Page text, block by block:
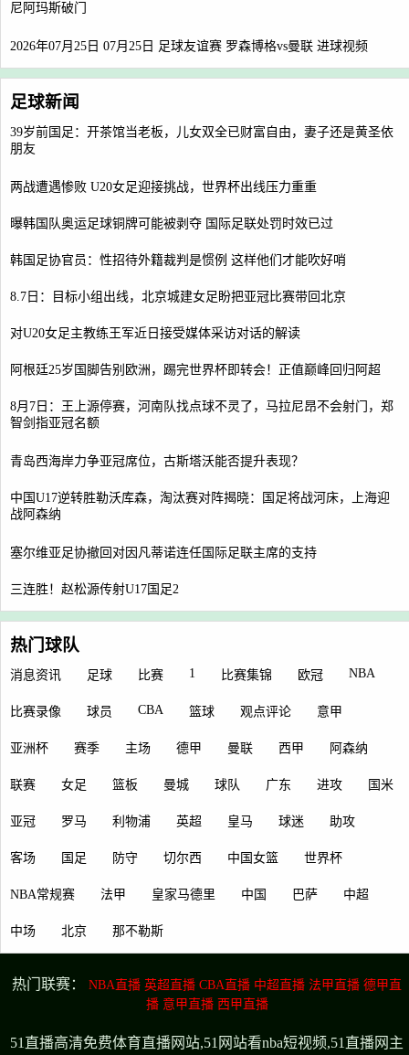
尼阿玛斯破门
2026年07月25日 07月25日 足球友谊赛 罗森博格vs曼联 进球视频
足球新闻
39岁前国足：开茶馆当老板，儿女双全已财富自由，妻子还是黄圣依
朋友
两战遭遇惨败 U20女足迎接挑战，世界杯出线压力重重
曝韩国队奥运足球铜牌可能被剥夺 国际足联处罚时效已过
韩国足协官员：性招待外籍裁判是惯例 这样他们才能吹好哨
8.7日：目标小组出线，北京城建女足盼把亚冠比赛带回北京
对U20女足主教练王军近日接受媒体采访对话的解读
阿根廷25岁国脚告别欧洲，踢完世界杯即转会！正值巅峰回归阿超
8月7日：王上源停赛，河南队找点球不灵了，马拉尼昂不会射门，郑
智剑指亚冠名额
青岛西海岸力争亚冠席位，古斯塔沃能否提升表现？
中国U17逆转胜勒沃库森，淘汰赛对阵揭晓：国足将战河床，上海迎
战阿森纳
塞尔维亚足协撤回对因凡蒂诺连任国际足联主席的支持
三连胜！赵松源传射U17国足2
热门球队
消息资讯 足球 比赛 1 比赛集锦 欧冠 NBA
比赛录像 球员 CBA 篮球 观点评论 意甲
亚洲杯 赛季 主场 德甲 曼联 西甲 阿森纳
联赛 女足 篮板 曼城 球队 广东 进攻 国米
亚冠 罗马 利物浦 英超 皇马 球迷 助攻
客场 国足 防守 切尔西 中国女篮 世界杯
NBA常规赛 法甲 皇家马德里 中国 巴萨 中超
中场 北京 那不勒斯
热门联赛： NBA直播 英超直播 CBA直播 中超直播 法甲直播 德甲直
播 意甲直播 西甲直播
51直播高清免费体育直播网站,51网站看nba短视频,51直播网主